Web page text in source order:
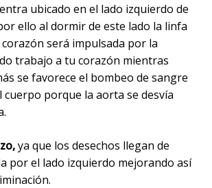
ubicado en el lado izquierdo de
ello al dormir de este lado la linfa
será impulsada por la
trabajo a tu corazón mientras
se favorece el bombeo de sangre
cuerpo porque la aorta se desvía
ya que los desechos llegan de
por el lado izquierdo mejorando así